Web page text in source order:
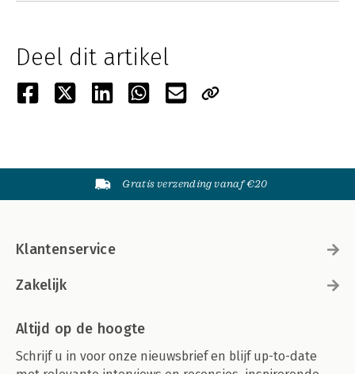
Deel dit artikel
Gratis verzending vanaf €20
Klantenservice
Zakelijk
Altijd op de hoogte
Schrijf u in voor onze nieuwsbrief en blijf up-to-date